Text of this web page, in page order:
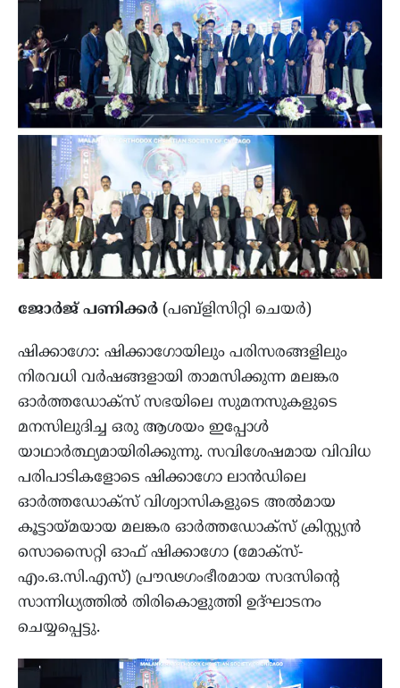
ജോര്‍ജ് പണിക്കര്‍ (പബ്‌ളിസിറ്റി ചെയര്‍)
ഷിക്കാഗോ: ഷിക്കാഗോയിലും പരിസരങ്ങളിലും
നിരവധി വര്‍ഷങ്ങളായി താമസിക്കുന്ന മലങ്കര
ഓര്‍ത്തഡോക്‌സ് സഭയിലെ സുമനസുകളുടെ
മനസിലുദിച്ച ഒരു ആശയം ഇപ്പോള്‍
യാഥാര്‍ത്ഥ്യമായിരിക്കുന്നു. സവിശേഷമായ വിവിധ
പരിപാടികളോടെ ഷിക്കാഗോ ലാന്‍ഡിലെ
ഓര്‍ത്തഡോക്‌സ് വിശ്വാസികളുടെ അല്‍മായ
കൂട്ടായ്മയായ മലങ്കര ഓര്‍ത്തഡോക്‌സ് ക്രിസ്റ്റ്യന്‍
സൊസൈറ്റി ഓഫ് ഷിക്കാഗോ (മോക്‌സ്-
എം.ഒ.സി.എസ്) പ്രൗഢഗംഭീരമായ സദസിന്റെ
സാന്നിധ്യത്തില്‍ തിരികൊളുത്തി ഉദ്ഘാടനം
ചെയ്യപ്പെട്ടു.